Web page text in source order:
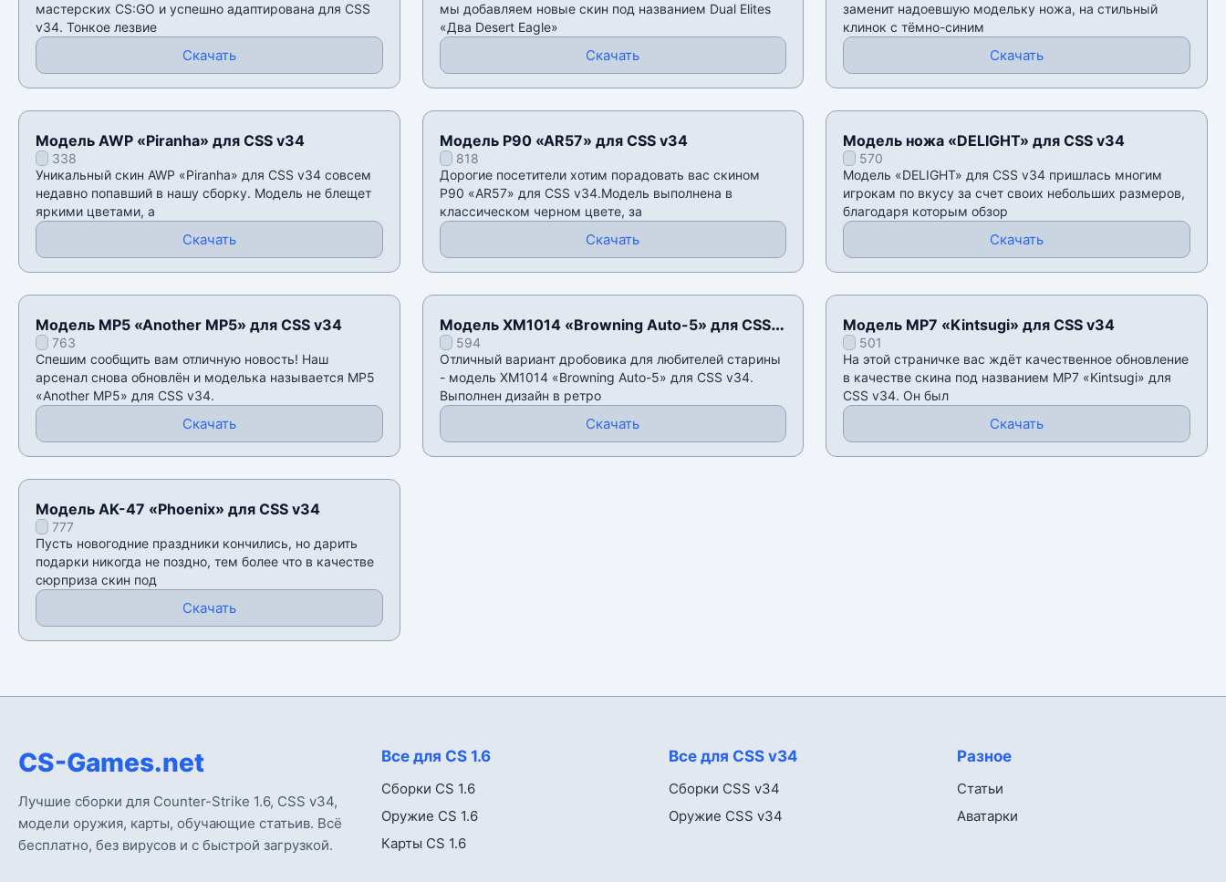
мастерских CS:GO и успешно адаптирована для CSS
v34. Тонкое лезвие
Скачать
мы добавляем новые скин под названием Dual Elites
«Два Desert Eagle»
Скачать
заменит надоевшую модельку ножа, на стильный
клинок с тёмно-синим
Скачать
Модель AWP «Piranha» для CSS v34
338
Уникальный скин AWP «Piranha» для CSS v34 совсем
недавно попавший в нашу сборку. Модель не блещет
яркими цветами, а
Скачать
Модель P90 «AR57» для CSS v34
818
Дорогие посетители хотим порадовать вас скином
P90 «AR57» для CSS v34.Модель выполнена в
классическом черном цвете, за
Скачать
Модель ножа «DELIGHT» для CSS v34
570
Модель «DELIGHT» для CSS v34 пришлась многим
игрокам по вкусу за счет своих небольших размеров,
благодаря которым обзор
Скачать
Модель MP5 «Another MP5» для CSS v34
763
Спешим сообщить вам отличную новость! Наш
арсенал снова обновлён и моделька называется MP5
«Another MP5» для CSS v34.
Скачать
Модель XM1014 «Browning Auto-5» для CSS
v34594
Отличный вариант дробовика для любителей старины
- модель XM1014 «Browning Auto-5» для CSS v34.
Выполнен дизайн в ретро
Скачать
Модель MP7 «Kintsugi» для CSS v34
501
На этой страничке вас ждёт качественное обновление
в качестве скина под названием MP7 «Kintsugi» для
CSS v34. Он был
Скачать
Модель AK-47 «Phoenix» для CSS v34
777
Пусть новогодние праздники кончились, но дарить
подарки никогда не поздно, тем более что в качестве
сюрприза скин под
Скачать
CS-Games.net
Лучшие сборки для Counter-Strike 1.6, CSS v34,
модели оружия, карты, обучающие статьив. Всё
бесплатно, без вирусов и с быстрой загрузкой.
Все для CS 1.6
Сборки CS 1.6
Оружие CS 1.6
Карты CS 1.6
Все для CSS v34
Сборки CSS v34
Оружие CSS v34
Разное
Статьи
Аватарки